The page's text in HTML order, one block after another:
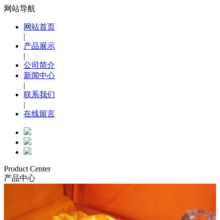
网站导航
网站首页
|
产品展示
|
公司简介
新闻中心
|
联系我们
|
在线留言
Product Center
产品中心